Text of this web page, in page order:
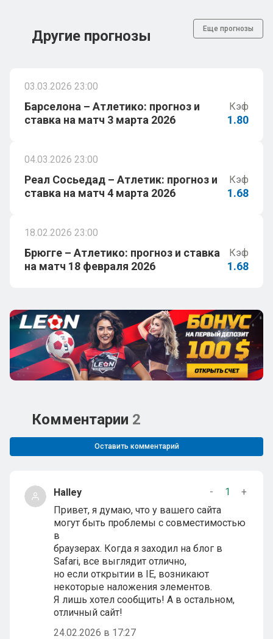
Другие прогнозы Еще прогнозы
03.03.2026 23:00
Барселона – Атлетико: прогноз и
ставка на матч 3 марта 2026
Кэф
1.80
04.03.2026 23:00
Реал Сосьедад – Атлетик: прогноз и
ставка на матч 4 марта 2026
Кэф
1.68
18.02.2026 23:00
Брюгге – Атлетико: прогноз и ставка
на матч 18 февраля 2026
Кэф
1.68
Комментарии 2
Оставить комментарий
Halley - 1
+
Привет, я думаю, что у вашего сайта
могут быть проблемы с совместимостью
в
браузерах. Когда я заходил на блог в
Safari, все выглядит отлично,
но если открытии в IE, возникают
некоторые наложения элементов.
Я лишь хотел сообщить! А в остальном,
отличный сайт!
24.02.2026 в 17:27